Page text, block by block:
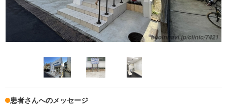
患者さんへのメッセージ